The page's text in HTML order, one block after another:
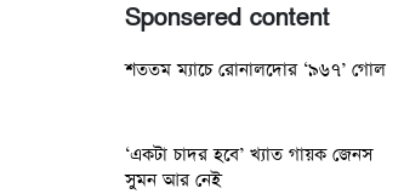
Sponsered content
শততম ম্যাচে রোনালদোর ‘৯৬৭’ গোল
‘একটা চাদর হবে’ খ্যাত গায়ক জেনস
সুমন আর নেই